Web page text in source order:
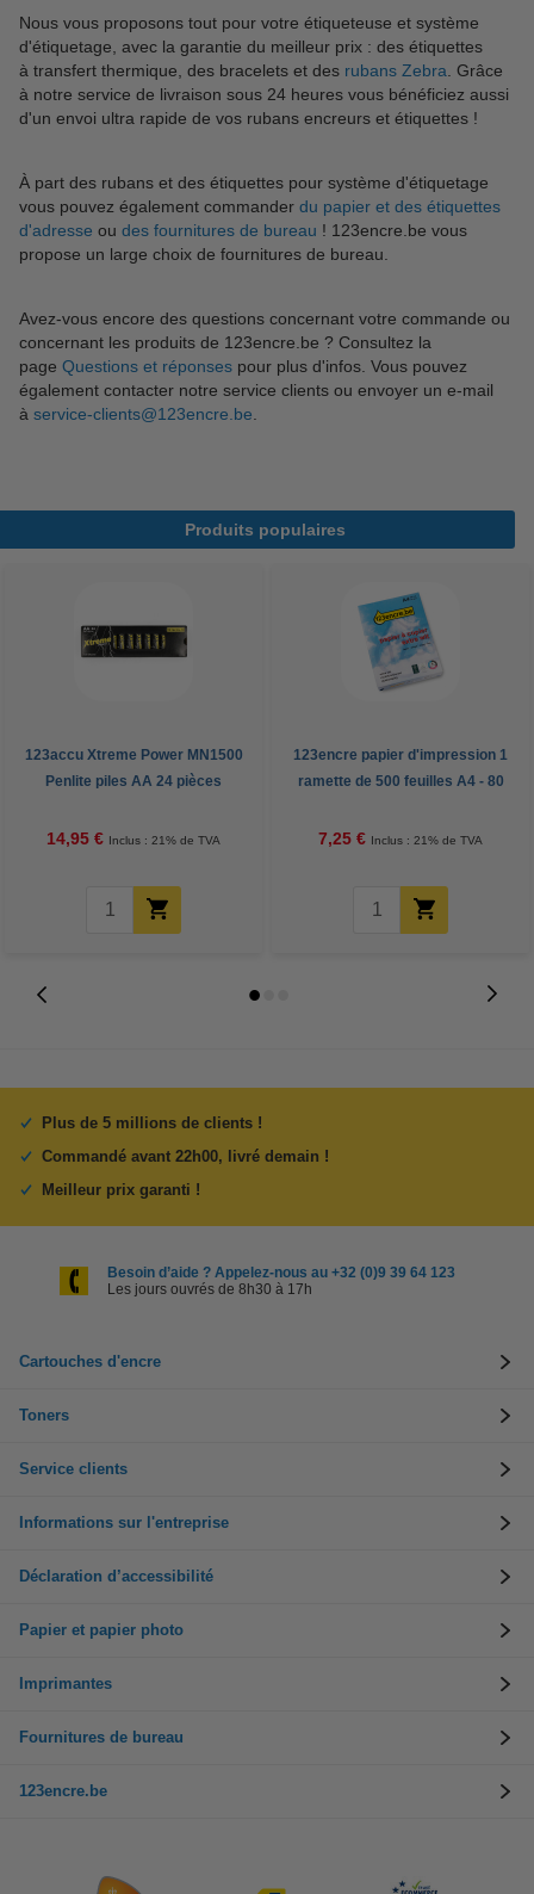
Nous vous proposons tout pour votre étiqueteuse et système
d'étiquetage, avec la garantie du meilleur prix : des étiquettes
à transfert thermique, des bracelets et des rubans Zebra. Grâce
à notre service de livraison sous 24 heures vous bénéficiez aussi
d'un envoi ultra rapide de vos rubans encreurs et étiquettes !
À part des rubans et des étiquettes pour système d'étiquetage
vous pouvez également commander du papier et des étiquettes
d'adresse ou des fournitures de bureau ! 123encre.be vous
propose un large choix de fournitures de bureau.
Avez-vous encore des questions concernant votre commande ou
concernant les produits de 123encre.be ? Consultez la
page Questions et réponses pour plus d'infos. Vous pouvez
également contacter notre service clients ou envoyer un e-mail
à service-clients@123encre.be.
Produits populaires
123accu Xtreme Power MN1500
Penlite piles AA 24 pièces
14,95 € Inclus : 21% de TVA
123encre papier d'impression 1
ramette de 500 feuilles A4 - 80
7,25 € Inclus : 21% de TVA
Plus de 5 millions de clients !
Commandé avant 22h00, livré demain !
Meilleur prix garanti !
Besoin d’aide ? Appelez-nous au +32 (0)9 39 64 123
Les jours ouvrés de 8h30 à 17h
Cartouches d'encre
Toners
Service clients
Informations sur l'entreprise
Déclaration d’accessibilité
Papier et papier photo
Imprimantes
Fournitures de bureau
123encre.be